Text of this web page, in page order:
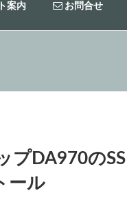
案内 お問合せ
プDA970の
ール